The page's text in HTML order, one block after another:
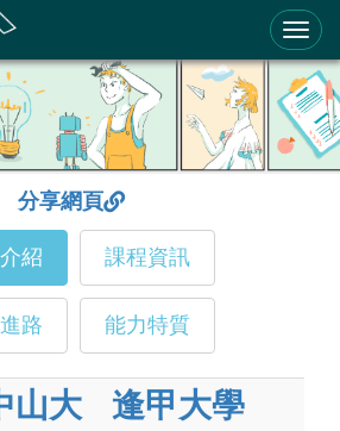
育才輔助系統
分享網頁
紹 課程資訊
路 能力特質
山大
逢甲大學